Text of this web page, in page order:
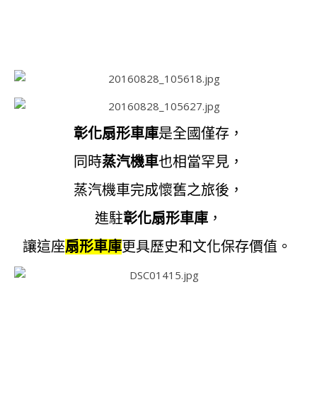
彰化扇形車庫是全國僅存，
同時蒸汽機車也相當罕見，
蒸汽機車完成懷舊之旅後，
進駐彰化扇形車庫 ，
讓這座扇形車庫更具歷史和文化保存價值。